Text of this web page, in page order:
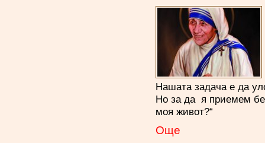
Нашата задача е да
Но за да я приемем
моя живот?“
Oще